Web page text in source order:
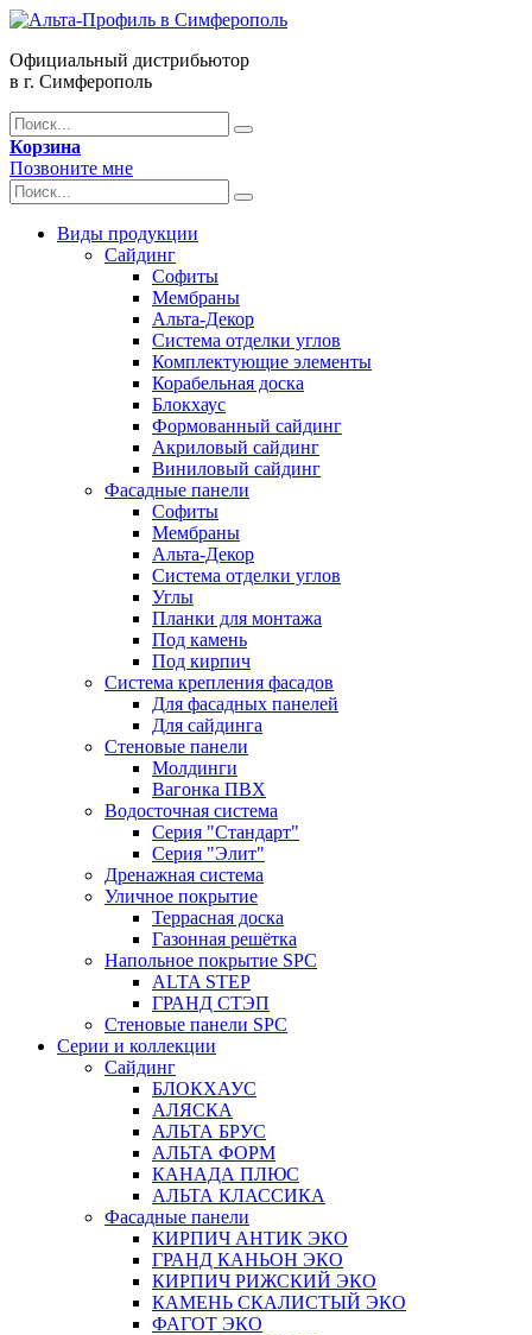
Официальный дистрибьютор
в г. Симферополь
Корзина
Позвоните мне
Виды продукции
Сайдинг
Софиты
Мембраны
Альта-Декор
Система отделки углов
Комплектующие элементы
Корабельная доска
Блокхаус
Формованный сайдинг
Акриловый сайдинг
Виниловый сайдинг
Фасадные панели
Софиты
Мембраны
Альта-Декор
Система отделки углов
Углы
Планки для монтажа
Под камень
Под кирпич
Система крепления фасадов
Для фасадных панелей
Для сайдинга
Стеновые панели
Молдинги
Вагонка ПВХ
Водосточная система
Серия "Стандарт"
Серия "Элит"
Дренажная система
Уличное покрытие
Террасная доска
Газонная решётка
Напольное покрытие SPC
ALTA STEP
ГРАНД СТЭП
Стеновые панели SPC
Серии и коллекции
Сайдинг
БЛОКХАУС
АЛЯСКА
АЛЬТА БРУС
АЛЬТА ФОРМ
КАНАДА ПЛЮС
АЛЬТА КЛАССИКА
Фасадные панели
КИРПИЧ АНТИК ЭКО
ГРАНД КАНЬОН ЭКО
КИРПИЧ РИЖСКИЙ ЭКО
КАМЕНЬ СКАЛИСТЫЙ ЭКО
ФАГОТ ЭКО